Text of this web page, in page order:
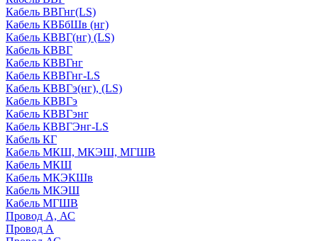
Кабель ВВГнг(LS)
Кабель КВБбШв (нг)
Кабель КВВГ(нг) (LS)
Кабель КВВГ
Кабель КВВГнг
Кабель КВВГнг-LS
Кабель КВВГэ(нг), (LS)
Кабель КВВГэ
Кабель КВВГэнг
Кабель КВВГЭнг-LS
Кабель КГ
Кабель МКШ, МКЭШ, МГШВ
Кабель МКШ
Кабель МКЭКШв
Кабель МКЭШ
Кабель МГШВ
Провод А, АС
Провод А